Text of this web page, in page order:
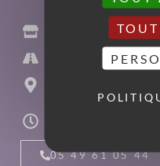
L'Âme'Ethisme
11 rue Paul Guillon
05 49 61 05 44